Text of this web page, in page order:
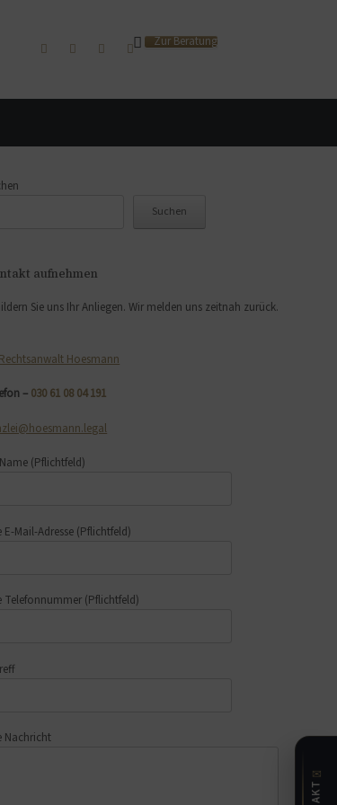
Zur Beratung
Suchen
aufnehmen
Sie uns Ihr Anliegen. Wir melden uns zeitnah zurück.
– 030 61 08 04 191
(Pflichtfeld)
E-Mail-Adresse (Pflichtfeld)
Telefonnummer (Pflichtfeld)
Nachricht
✉